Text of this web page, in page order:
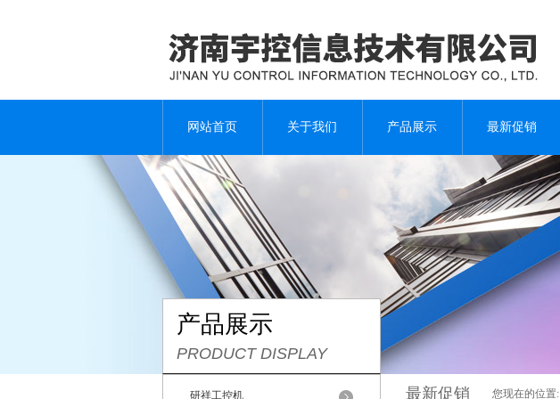
网站首页 关于我们 产品展示 最新促销
产品展示
PRODUCT DISPLAY
研祥工控机 最新促销 您现在的位置: